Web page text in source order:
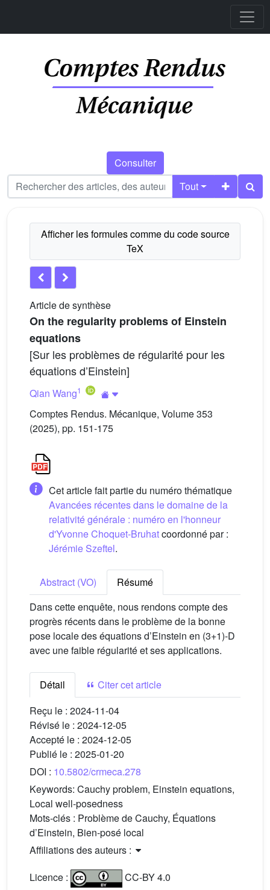
Consulter
Tout
Article de synthèse
On the regularity problems of Einstein
equations
[Sur les problèmes de régularité pour les
équations d’Einstein]
Qian Wang1
Comptes Rendus. Mécanique, Volume 353
(2025), pp. 151-175
Cet article fait partie du numéro thématique
Avancées récentes dans le domaine de la
relativité générale : numéro en l'honneur
d'Yvonne Choquet-Bruhatcoordonné par :
Jérémie Szeftel.
Abstract (VO)
Résumé
Dans cette enquête, nous rendons compte des
progrès récents dans le problème de la bonne
pose locale des équations d’Einstein en (3+1)-D
avec une faible régularité et ses applications.
Détail
Citer cet article
Reçu le : 2024-11-04
Révisé le : 2024-12-05
Accepté le : 2024-12-05
Publié le : 2025-01-20
DOI : 10.5802/crmeca.278
Keywords: Cauchy problem, Einstein equations,
Local well-posedness
Mots-clés : Problème de Cauchy, Équations
d’Einstein, Bien-posé local
Affiliations des auteurs :
Licence :
CC-BY 4.0